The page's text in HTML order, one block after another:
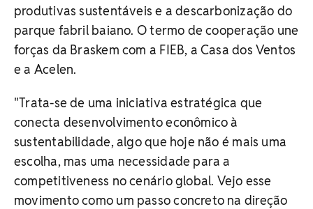
produtivas sustentáveis e a descarbonização do
parque fabril baiano. O termo de cooperação une
forças da Braskem com a FIEB, a Casa dos Ventos
e a Acelen.
"Trata-se de uma iniciativa estratégica que
conecta desenvolvimento econômico à
sustentabilidade, algo que hoje não é mais uma
escolha, mas uma necessidade para a
competitiveness no cenário global. Vejo esse
movimento como um passo concreto na direção